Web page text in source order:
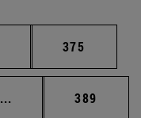
Páginas intermedias
Página
375
... Páginas intermedias
Página
389